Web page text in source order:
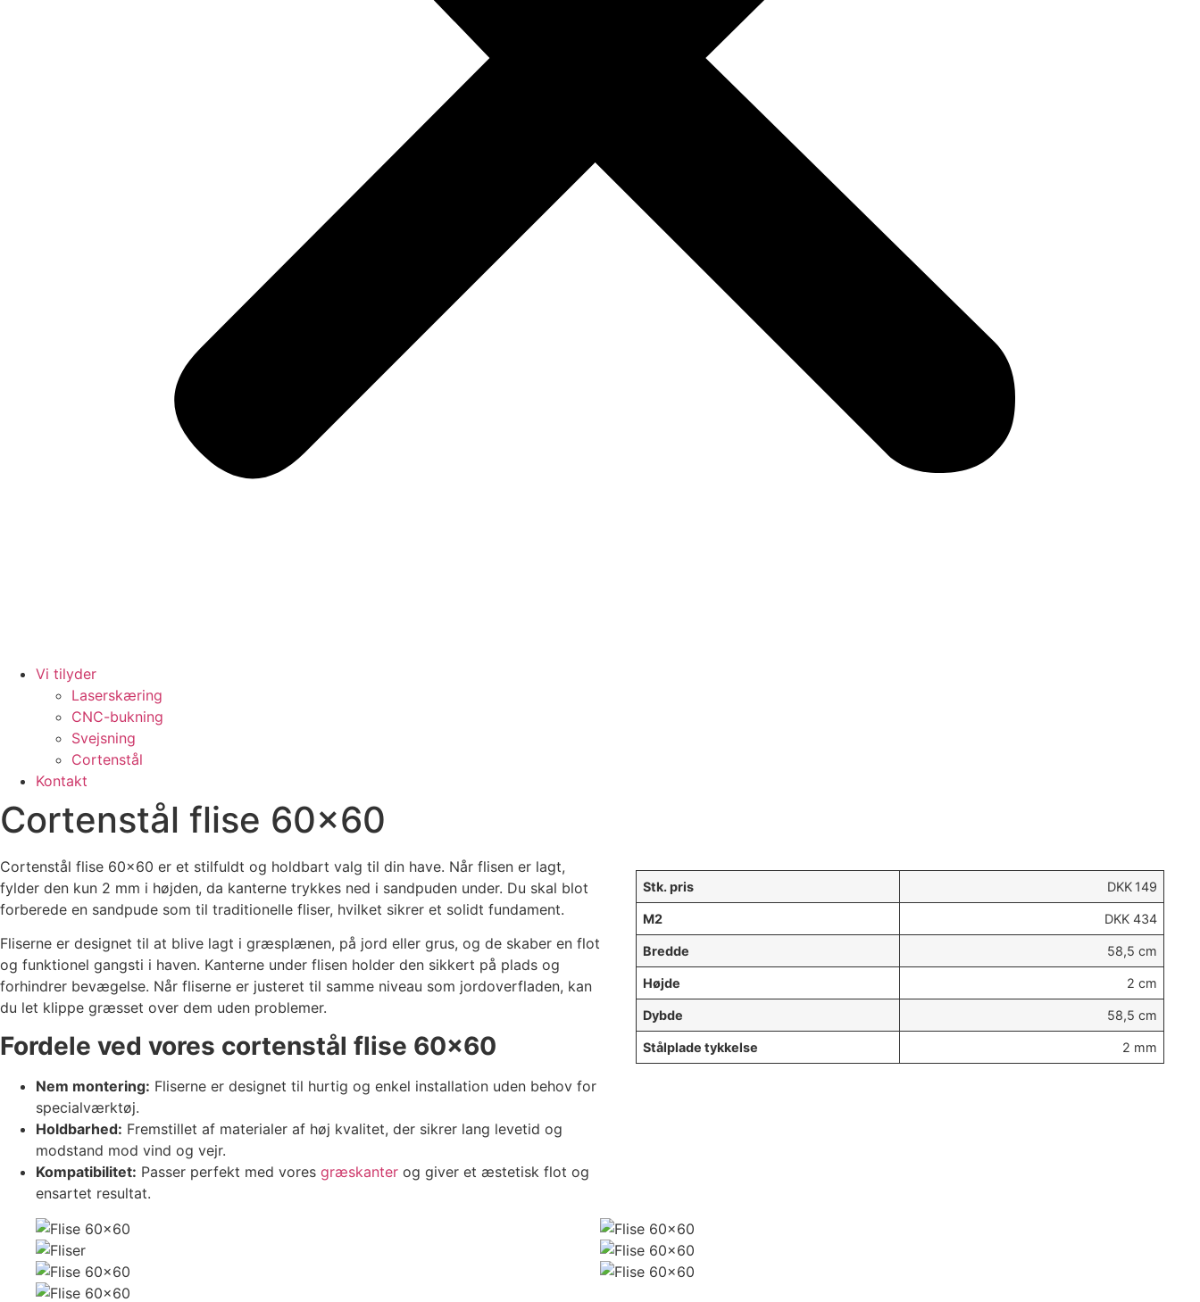
Vi tilyder
Laserskæring
CNC-bukning
Svejsning
Cortenstål
Kontakt
Cortenstål flise 60×60
Cortenstål flise 60×60 er et stilfuldt og holdbart valg til din have. Når flisen er lagt,
fylder den kun 2 mm i højden, da kanterne trykkes ned i sandpuden under. Du skal blot
forberede en sandpude som til traditionelle fliser, hvilket sikrer et solidt fundament.
Fliserne er designet til at blive lagt i græsplænen, på jord eller grus, og de skaber en flot
og funktionel gangsti i haven. Kanterne under flisen holder den sikkert på plads og
forhindrer bevægelse. Når fliserne er justeret til samme niveau som jordoverfladen, kan
du let klippe græsset over dem uden problemer.
Fordele ved vores cortenstål flise 60×60
Nem montering: Fliserne er designet til hurtig og enkel installation uden behov for
specialværktøj.
Holdbarhed: Fremstillet af materialer af høj kvalitet, der sikrer lang levetid og
modstand mod vind og vejr.
Kompatibilitet: Passer perfekt med vores græskanter og giver et æstetisk flot og
ensartet resultat.
Stk. pris DKK 149
M2 DKK 434
Bredde 58,5 cm
Højde 2 cm
Dybde 58,5 cm
Stålplade tykkelse 2 mm